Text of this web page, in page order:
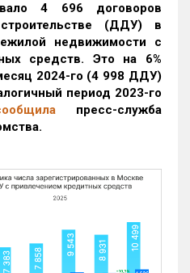
4 696 договоров
(ДДУ) в
недвижимости с
средств. Это на 6%
2024-го (4 998 ДДУ)
период 2023-го
пресс-служба